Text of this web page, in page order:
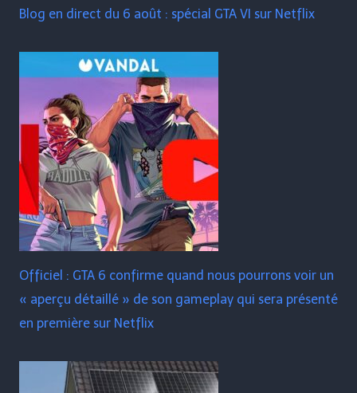
Blog en direct du 6 août : spécial GTA VI sur Netflix
Officiel : GTA 6 confirme quand nous pourrons voir un
« aperçu détaillé » de son gameplay qui sera présenté
en première sur Netflix